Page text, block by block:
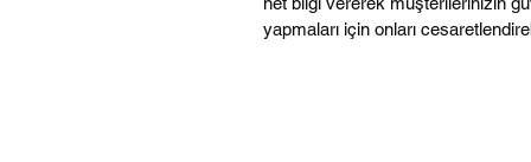
yapmaları için onları